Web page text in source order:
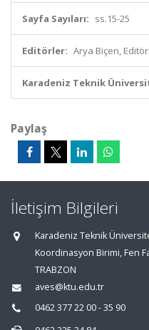
Sayfa Sayıları: ss.15-25
Editörler: Arya Biçen, Editör
Karadeniz Teknik
Paylaş
İletişim Bilgileri
Karadeniz Teknik
Koordinasyon Birimi, Fen
TRABZON
aves@ktu.edu.tr
0462 377 22 00 - 35 90